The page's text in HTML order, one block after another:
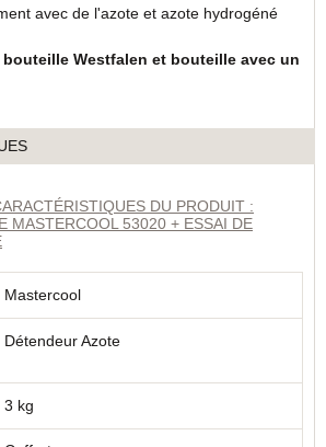
avec de l'azote et azote hydrogéné
Westfalen et bouteille avec un
DU PRODUIT :
MASTERCOOL 53020 + ESSAI DE
Mastercool
Détendeur Azote
3 kg